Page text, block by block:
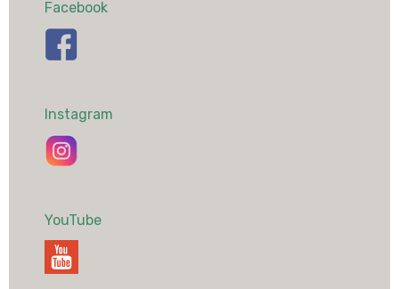
Facebook
Instagram
YouTube